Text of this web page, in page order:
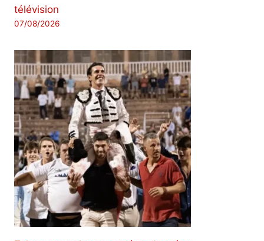
télévision
07/08/2026